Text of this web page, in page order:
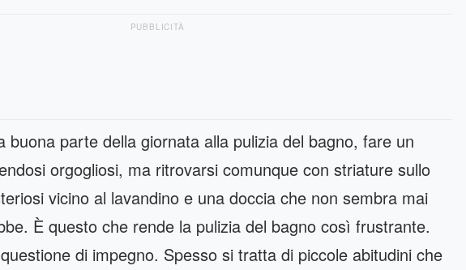
PUBBLICITÀ
buona parte della giornata alla pulizia del bagno, fare un
orgogliosi, ma ritrovarsi comunque con striature sullo
vicino al lavandino e una doccia che non sembra mai
È questo che rende la pulizia del bagno così frustrante.
di impegno. Spesso si tratta di piccole abitudini che